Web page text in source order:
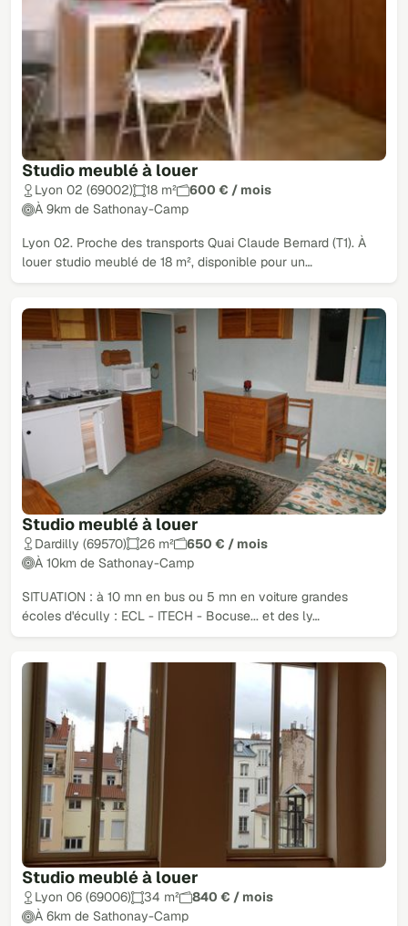
Studio meublé à louer
Lyon 02 (69002) 18 m²
600 € / mois
À 9km de Sathonay-Camp
Lyon 02. Proche des transports Quai Claude Bernard (T1). À
louer studio meublé de 18 m², disponible pour un…
Studio meublé à louer
Dardilly (69570) 26 m²
650 € / mois
À 10km de Sathonay-Camp
SITUATION : à 10 mn en bus ou 5 mn en voiture grandes
écoles d'écully : ECL - ITECH - Bocuse... et des ly…
Studio meublé à louer
Lyon 06 (69006) 34 m²
840 € / mois
À 6km de Sathonay-Camp